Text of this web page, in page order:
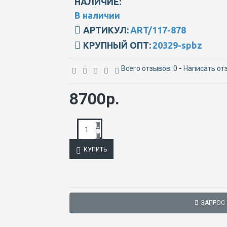
В наличии
АРТИКУЛ:ART/117-878
КРУПНЫЙ ОПТ: 20329-spbz
Всего отзывов: 0 - Написать
8700р.
КУПИТЬ